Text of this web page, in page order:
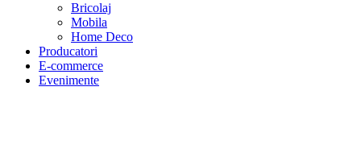
Bricolaj
Mobila
Home Deco
Producatori
E-commerce
Evenimente